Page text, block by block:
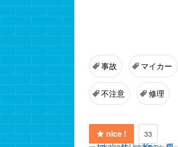
事故 マイカー
不注意 修理
nice ! 33